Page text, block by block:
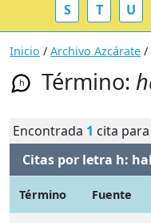
S
T U
Inicio / Archivo Azcárate /
h Término:
Encontrada 1 cita
Citas por letra h:
Término Fuente